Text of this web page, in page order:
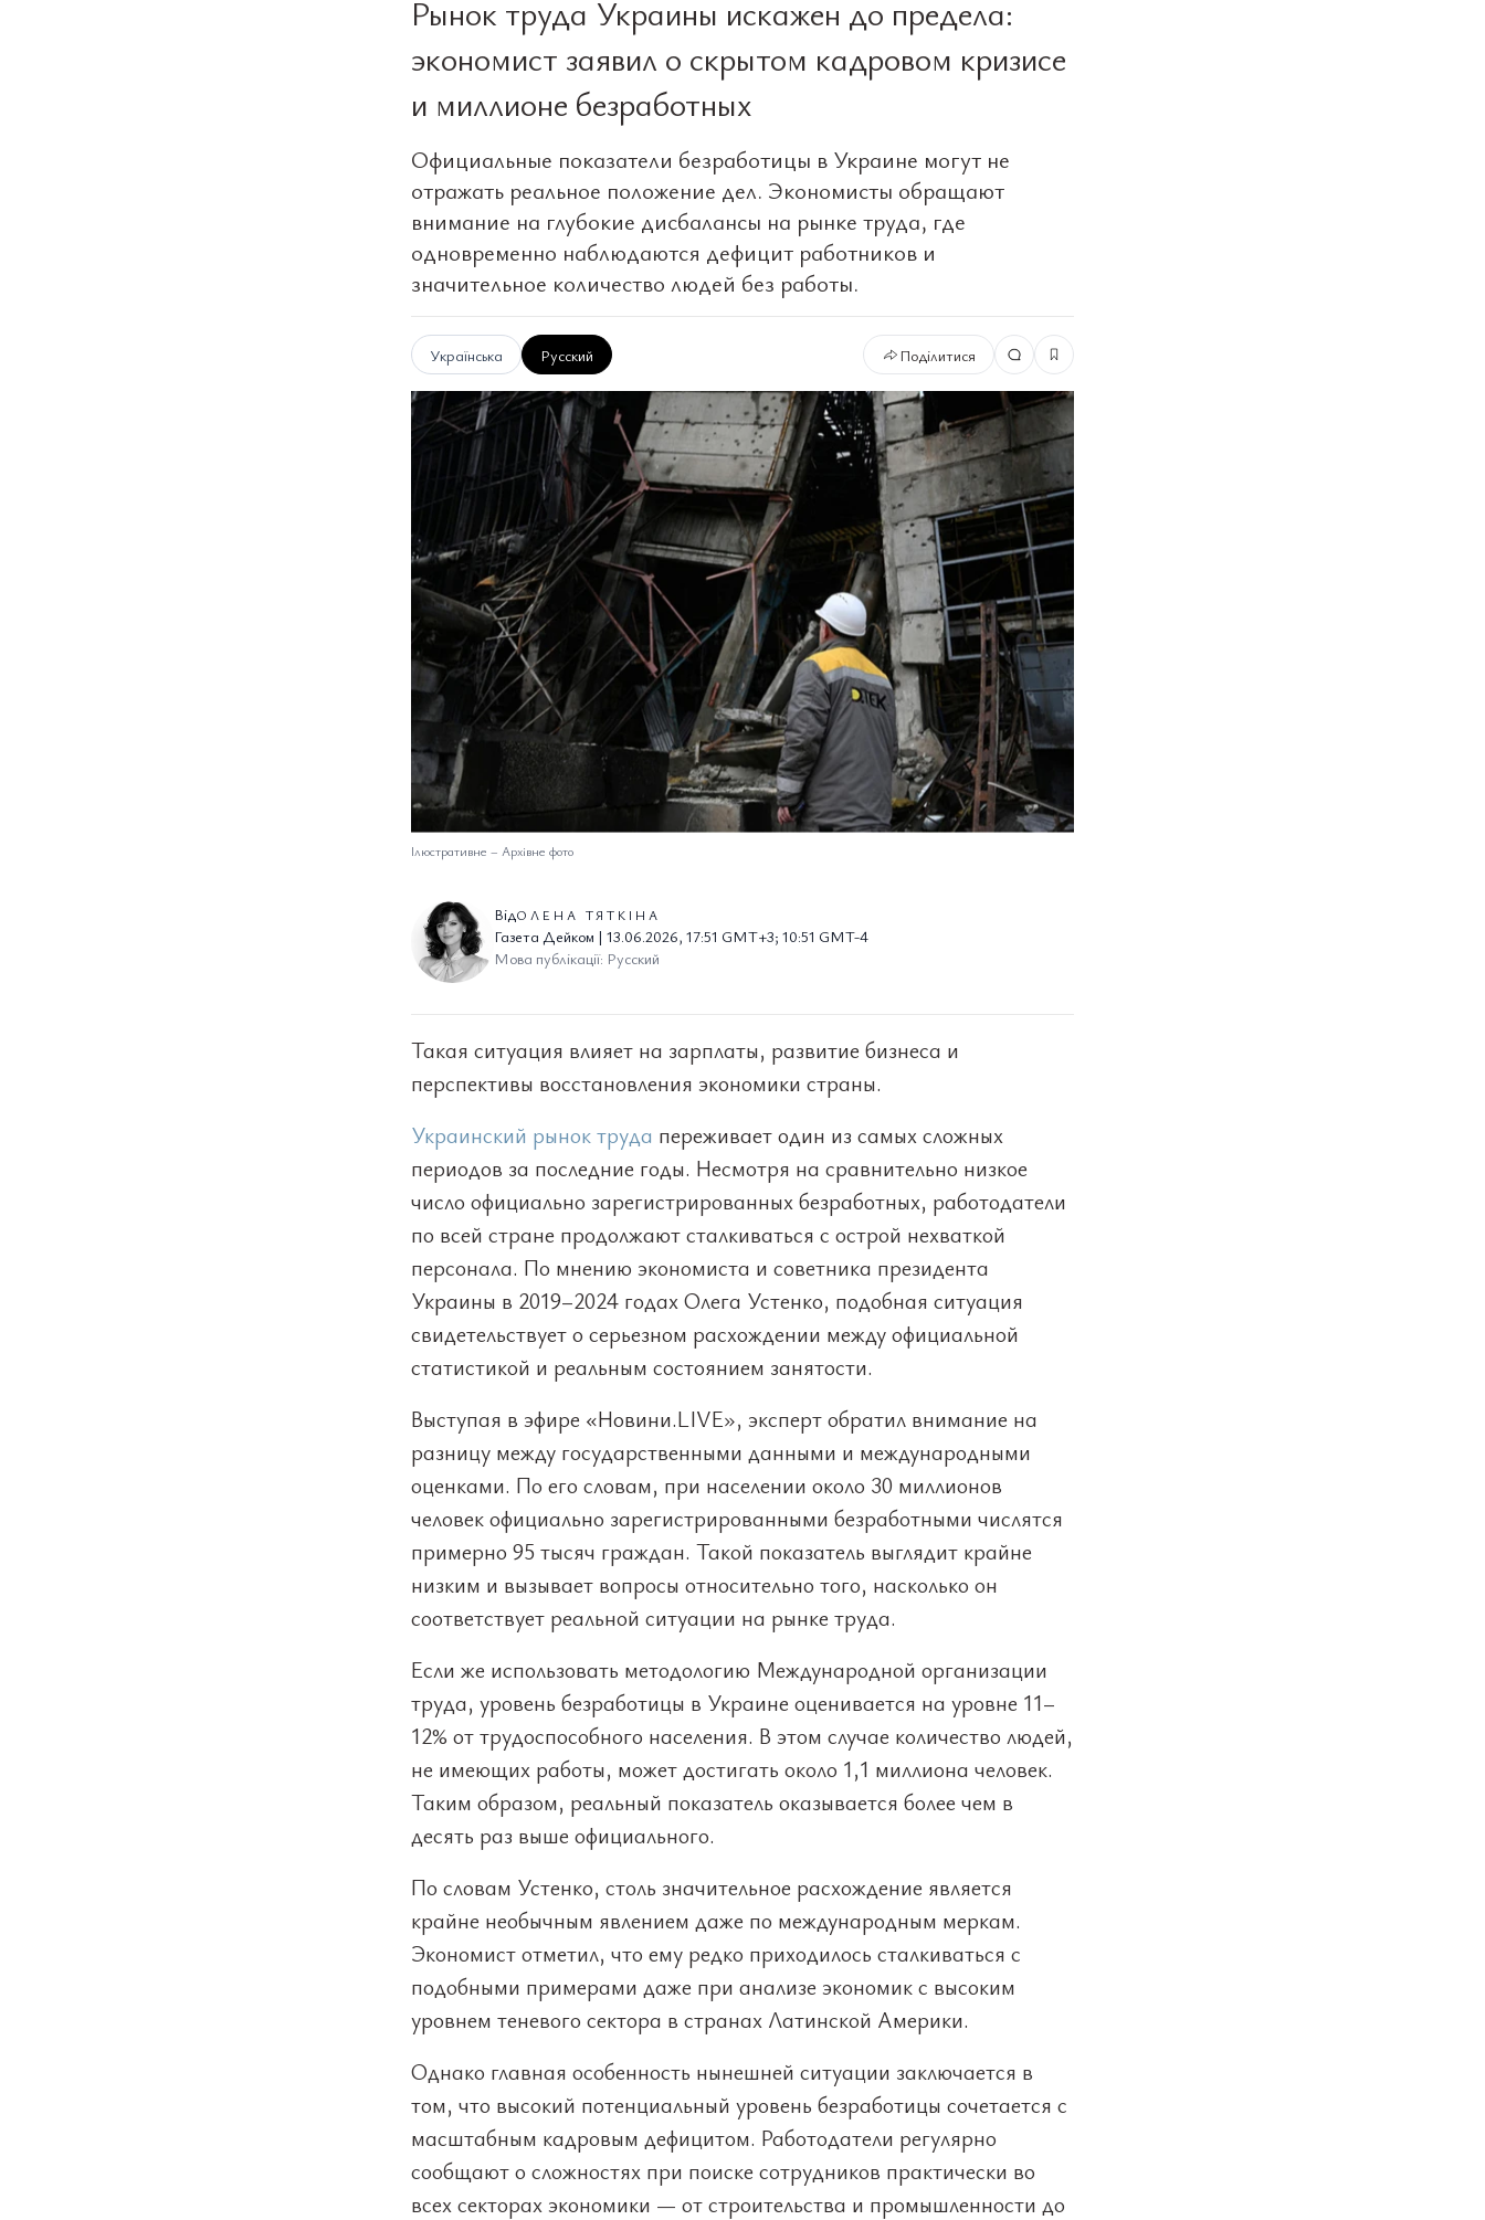
Рынок труда Украины искажен до предела:
экономист заявил о скрытом кадровом кризисе
и миллионе безработных
Официальные показатели безработицы в Украине могут не
отражать реальное положение дел. Экономисты обращают
внимание на глубокие дисбалансы на рынке труда, где
одновременно наблюдаются дефицит работников и
значительное количество людей без работы.
Українська Русский Поділитися
Ілюстративне – Архівне фото
ВідОЛЕНА ТЯТКІНА
Газета Дейком | 13.06.2026, 17:51 GMT+3; 10:51 GMT-4
Мова публікації: Русский
Такая ситуация влияет на зарплаты, развитие бизнеса и
перспективы восстановления экономики страны.
Украинский рынок труда переживает один из самых сложных
периодов за последние годы. Несмотря на сравнительно низкое
число официально зарегистрированных безработных, работодатели
по всей стране продолжают сталкиваться с острой нехваткой
персонала. По мнению экономиста и советника президента
Украины в 2019–2024 годах Олега Устенко, подобная ситуация
свидетельствует о серьезном расхождении между официальной
статистикой и реальным состоянием занятости.
Выступая в эфире «Новини.LIVE», эксперт обратил внимание на
разницу между государственными данными и международными
оценками. По его словам, при населении около 30 миллионов
человек официально зарегистрированными безработными числятся
примерно 95 тысяч граждан. Такой показатель выглядит крайне
низким и вызывает вопросы относительно того, насколько он
соответствует реальной ситуации на рынке труда.
Если же использовать методологию Международной организации
труда, уровень безработицы в Украине оценивается на уровне 11–
12% от трудоспособного населения. В этом случае количество людей,
не имеющих работы, может достигать около 1,1 миллиона человек.
Таким образом, реальный показатель оказывается более чем в
десять раз выше официального.
По словам Устенко, столь значительное расхождение является
крайне необычным явлением даже по международным меркам.
Экономист отметил, что ему редко приходилось сталкиваться с
подобными примерами даже при анализе экономик с высоким
уровнем теневого сектора в странах Латинской Америки.
Однако главная особенность нынешней ситуации заключается в
том, что высокий потенциальный уровень безработицы сочетается с
масштабным кадровым дефицитом. Работодатели регулярно
сообщают о сложностях при поиске сотрудников практически во
всех секторах экономики — от строительства и промышленности до